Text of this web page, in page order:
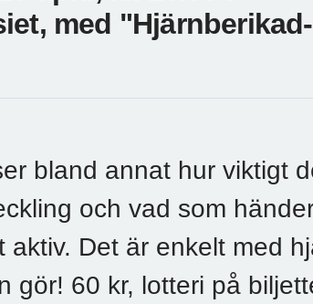
med
bland annat hur viktigt
och vad som
aktiv. Det är enkelt med
gör! 60 kr, lotteri på